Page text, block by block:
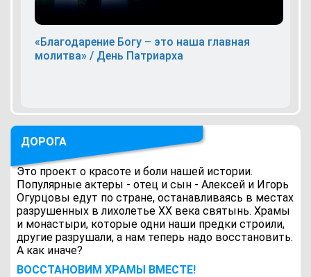
«Благодарение Богу – это наша главная
молитва» / День Патриарха
ДОРОГА
Это проект о красоте и боли нашей истории.
Популярные актеры - отец и сын - Алексей и Игорь
Огурцовы едут по стране, останавливаясь в местах
разрушенных в лихолетье ХХ века святынь. Храмы
и монастыри, которые одни наши предки строили,
другие разрушали, а нам теперь надо восстановить.
А как иначе?
ВОCСТАНОВИМ ХРАМЫ ВМЕСТЕ!